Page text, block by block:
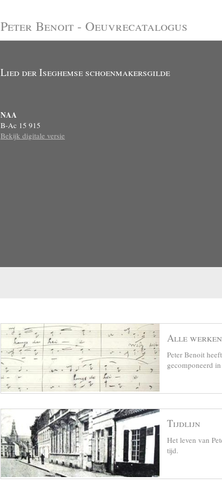
Peter Benoit - Oeuvrecatalogus
Lied der Iseghemse schoenmakersgilde
NAA
B-Ac 15 915
Bekijk digitale versie
Alle werken
Peter Benoit
gecomponeerd
Tijdlijn
Het leven van
tijd.